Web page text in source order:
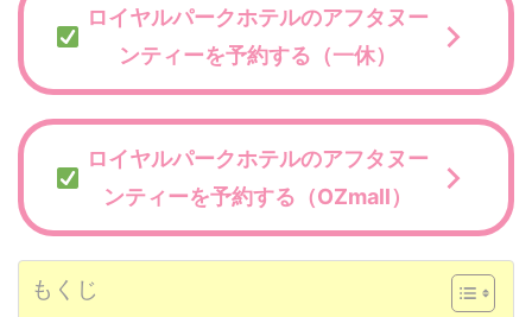
ロイヤルパークホテルのアフタヌー
ンティーを予約する（一休）
ロイヤルパークホテルのアフタヌー
ンティーを予約する（OZmall）
もくじ